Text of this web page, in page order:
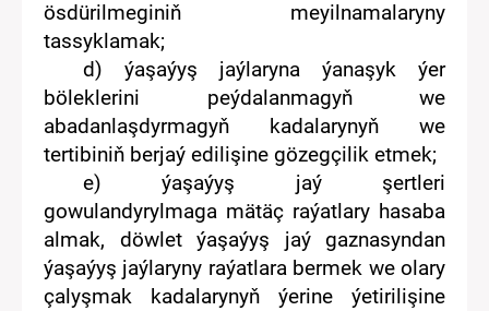
ösdürilmeginiň meyilnamalaryny
tassyklamak;
d) ýaşaýyş jaýlaryna ýanaşyk ýer
böleklerini peýdalanmagyňwe
abadanlaşdyrmagyň
kadalarynyň we
tertibiniň berjaý edilişine gözegçilik etmek;
e) ýaşaýyş jaý
şertleri
gowulandyrylmaga mätäç raýatlary hasaba
almak, döwlet ýaşaýyş jaý gaznasyndan
ýaşaýyş jaýlaryny raýatlara bermek we olary
çalyşmak kadalarynyň
ýerine ýetirilişine